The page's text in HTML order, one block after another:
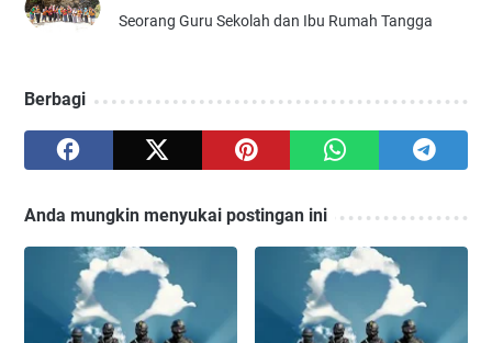
Seorang Guru Sekolah dan Ibu Rumah Tangga
Berbagi
Anda mungkin menyukai postingan ini